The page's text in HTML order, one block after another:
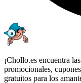
¡Chollo.es encuentra
promocionales,
gratuitos para los